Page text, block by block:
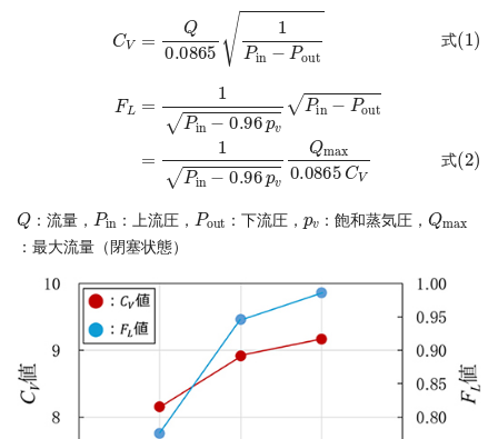
outFL=1Pin−
pvQmax0.0865
Q ：流量， Pin ：上流圧， Pout ：下流圧， ：飽和蒸気圧， Q
：最大流量（閉塞状態）